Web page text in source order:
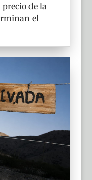
de la
el